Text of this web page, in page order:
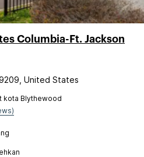
Columbia-Ft. Jackson
United States
kota Blythewood